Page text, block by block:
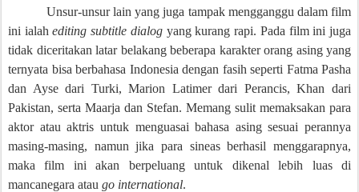
Unsur-unsur lain yang juga tampak mengganggu dalam film
ini ialah editing subtitle dialogyang kurang rapi. Pada film ini juga
tidak diceritakan latar belakang beberapa karakter orang asing yang
ternyata bisa berbahasa Indonesia dengan fasih seperti Fatma Pasha
dan Ayse dari Turki, Marion Latimer dari Perancis, Khan dari
Pakistan, serta Maarja dan Stefan. Memang sulit memaksakan para
aktor atau aktris untuk menguasai bahasa asing sesuai perannya
masing-masing, namun jika para sineas berhasil menggarapnya,
maka film ini akan berpeluang untuk dikenal lebih luas di
mancanegara atau go international.